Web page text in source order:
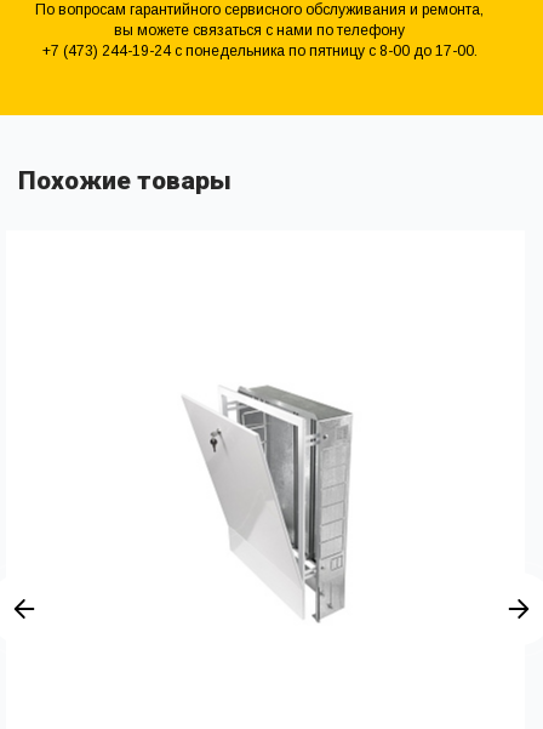
По вопросам гарантийного сервисного обслуживания и ремонта,
вы можете связаться с нами по телефону
+7 (473) 244-19-24 с понедельника по пятницу с 8-00 до 17-00.
Похожие товары